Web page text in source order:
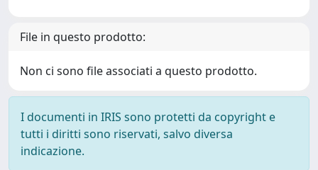
File in questo prodotto:
Non ci sono file associati a questo prodotto.
I documenti in IRIS sono protetti da copyright e
tutti i diritti sono riservati, salvo diversa
indicazione.